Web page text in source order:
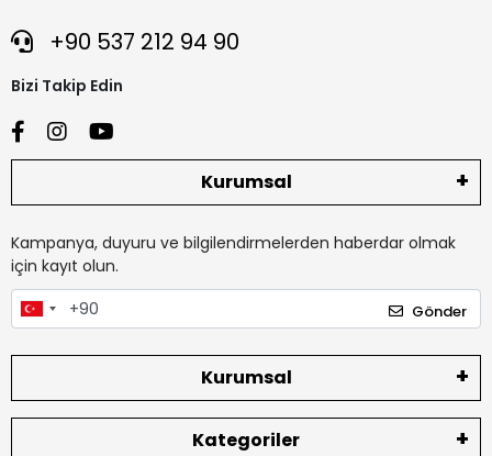
+90 537 212 94 90
Bizi Takip Edin
Kurumsal
Kampanya, duyuru ve bilgilendirmelerden haberdar olmak
için kayıt olun.
Gönder
Kurumsal
Kategoriler